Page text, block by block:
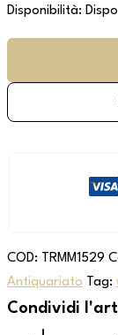
Disponibilità:
COD: TRMM1529
Antiquariato Tag: